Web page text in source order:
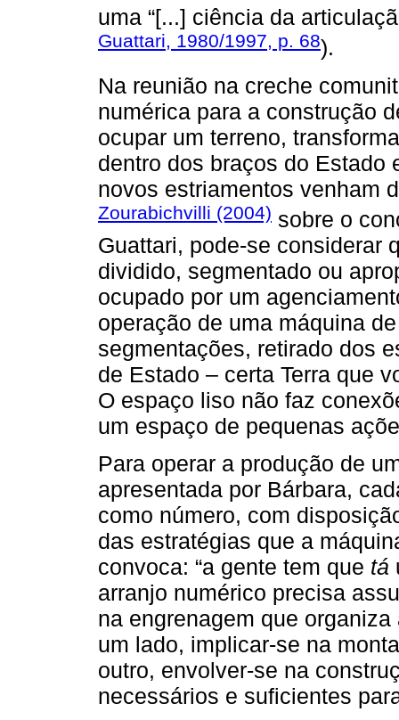
uma “[...] ciência da
Guattari, 1980/1997, p. 68).
Na reunião na creche
numérica para a construção
ocupar um terreno,
dentro dos braços do Estado
novos estriamentos venham
Zourabichvilli (2004) sobre o
Guattari, pode-se considerar
dividido, segmentado ou
ocupado por um
operação de uma máquina
segmentações, retirado dos
de Estado – certa Terra que
O espaço liso não faz
um espaço de pequenas
Para operar a produção de
apresentada por Bárbara,
como número, com
das estratégias que a
convoca: “a gente tem que tá
arranjo numérico precisa
na engrenagem que
um lado, implicar-se na
outro, envolver-se na
necessários e suficientes